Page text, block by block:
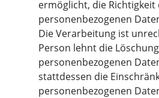
ermöglicht, die Richtigkeit
personenbezogenen
Die Verarbeitung ist
Person lehnt die
personenbezogenen
stattdessen die
personenbezogenen